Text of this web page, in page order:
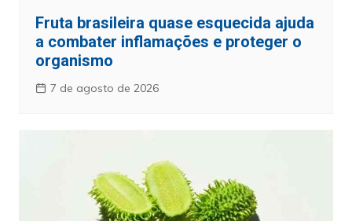
Fruta brasileira quase esquecida ajuda
a combater inflamações e proteger o
organismo
7 de agosto de 2026